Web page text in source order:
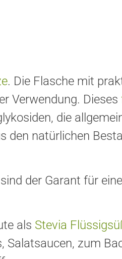
. Die Flasche mit
Verwendung. Dieses
die
den natürlichen
der Garant für
als Stevia
Salatsaucen, zum